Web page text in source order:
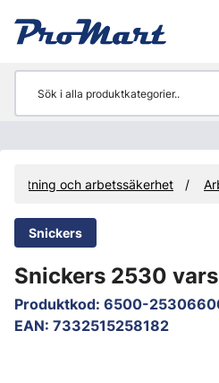
och arbetssäkerhet
Snickers
Snickers 2530
Produktkod: 6500-
EAN: 7332515258182